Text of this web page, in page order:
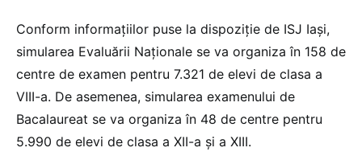
Conform informaţiilor puse la dispoziţie de ISJ Iaşi,
simularea Evaluării Naţionale se va organiza în 158 de
centre de examen pentru 7.321 de elevi de clasa a
VIII-a. De asemenea, simularea examenului de
Bacalaureat se va organiza în 48 de centre pentru
5.990 de elevi de clasa a XII-a şi a XIII.